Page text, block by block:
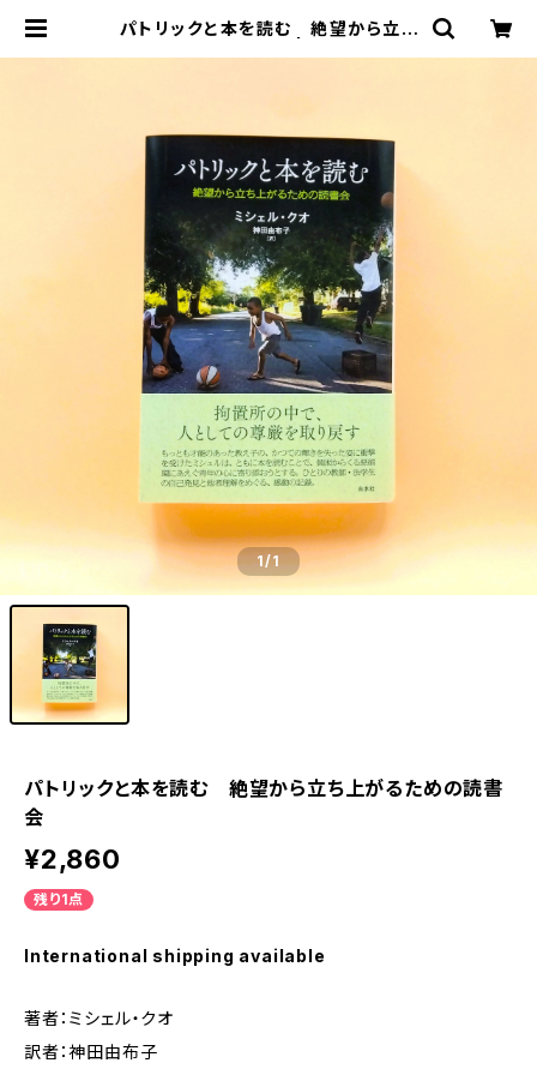
パトリックと本を読む 絶望から立ち
1/1
パトリックと本を読む 絶望から立ち上がるための読書
会
¥2,860
残り1点
International shipping available
著者：ミシェル・クオ
訳者：神田由布子